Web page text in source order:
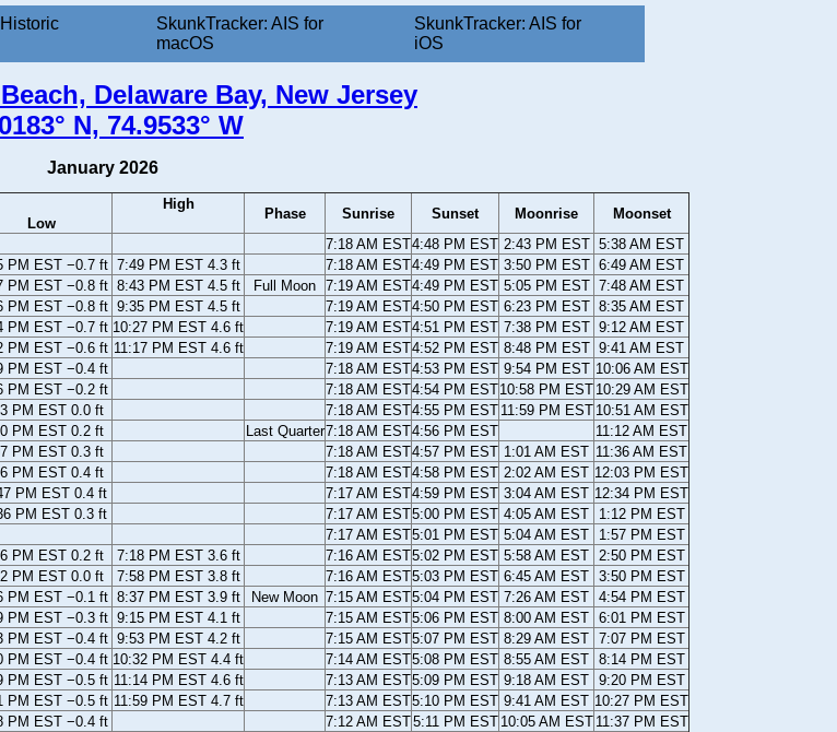
SkunkTracker: AIS for
macOS
SkunkTracker: AIS for
iOS
Delaware Bay, New Jersey
N, 74.9533° W
January 2026
Low
High
Phase Sunrise Sunset Moonrise
Moonset
7:18 AM EST4:48 PM EST 2:43 PM EST 5:38 AM EST
PM EST −0.7 ft 7:49 PM EST 4.3 ft 7:18 AM EST4:49 PM EST 3:50 PM EST 6:49 AM EST
PM EST −0.8 ft 8:43 PM EST 4.5 ft Full Moon 7:19 AM EST4:49 PM EST 5:05 PM EST 7:48 AM EST
PM EST −0.8 ft 9:35 PM EST 4.5 ft 7:19 AM EST4:50 PM EST 6:23 PM EST 8:35 AM EST
PM EST −0.7 ft 10:27 PM EST 4.6 ft 7:19 AM EST4:51 PM EST 7:38 PM EST 9:12 AM EST
PM EST −0.6 ft 11:17 PM EST 4.6 ft 7:19 AM EST4:52 PM EST 8:48 PM EST 9:41 AM EST
PM EST −0.4 ft 7:18 AM EST4:53 PM EST 9:54 PM EST 10:06 AM EST
PM EST −0.2 ft 7:18 AM EST4:54 PM EST10:58 PM EST 10:29 AM EST
PM EST 0.0 ft 7:18 AM EST4:55 PM EST 11:59 PM EST 10:51 AM EST
PM EST 0.2 ft Last Quarter7:18 AM EST4:56 PM EST
11:12 AM EST
PM EST 0.3 ft 7:18 AM EST4:57 PM EST 1:01 AM EST 11:36 AM EST
PM EST 0.4 ft 7:18 AM EST4:58 PM EST 2:02 AM EST 12:03 PM EST
PM EST 0.4 ft 7:17 AM EST4:59 PM EST 3:04 AM EST 12:34 PM EST
PM EST 0.3 ft 7:17 AM EST5:00 PM EST 4:05 AM EST
1:12 PM EST
7:17 AM EST5:01 PM EST 5:04 AM EST
1:57 PM EST
PM EST 0.2 ft 7:18 PM EST 3.6 ft 7:16 AM EST5:02 PM EST 5:58 AM EST 2:50 PM EST
PM EST 0.0 ft 7:58 PM EST 3.8 ft 7:16 AM EST5:03 PM EST 6:45 AM EST 3:50 PM EST
PM EST −0.1 ft 8:37 PM EST 3.9 ft New Moon 7:15 AM EST5:04 PM EST 7:26 AM EST 4:54 PM EST
PM EST −0.3 ft 9:15 PM EST 4.1 ft 7:15 AM EST5:06 PM EST 8:00 AM EST 6:01 PM EST
PM EST −0.4 ft 9:53 PM EST 4.2 ft 7:15 AM EST5:07 PM EST 8:29 AM EST 7:07 PM EST
PM EST −0.4 ft 10:32 PM EST 4.4 ft 7:14 AM EST5:08 PM EST 8:55 AM EST 8:14 PM EST
PM EST −0.5 ft 11:14 PM EST 4.6 ft 7:13 AM EST5:09 PM EST 9:18 AM EST 9:20 PM EST
PM EST −0.5 ft 11:59 PM EST 4.7 ft 7:13 AM EST5:10 PM EST 9:41 AM EST 10:27 PM EST
PM EST −0.4 ft 7:12 AM EST5:11 PM EST 10:05 AM EST 11:37 PM EST